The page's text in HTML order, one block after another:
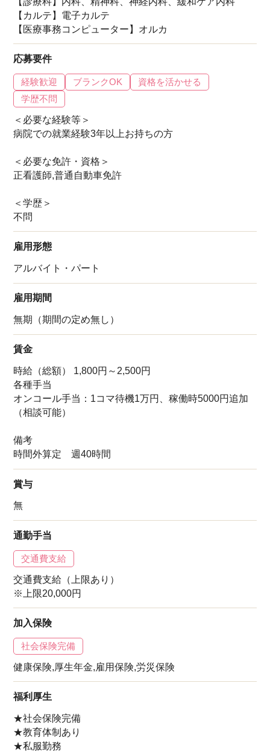
【カルテ】電子カルテ
【医療事務コンピューター】オルカ
応募要件
経験歓迎 ブランクOK
資格を活かせる
学歴不問
＜必要な経験等＞
病院での就業経験3年以上お持ちの方
＜必要な免許・資格＞
正看護師,普通自動車免許
＜学歴＞
不問
雇用形態
アルバイト・パート
雇用期間
無期（期間の定め無し）
賃金
時給（総額） 1,800円～2,500円
各種手当
オンコール手当：1コマ待機1万円、稼働時5000円追加
（相談可能）
備考
時間外算定 週40時間
賞与
無
通勤手当
交通費支給
交通費支給（上限あり）
※上限20,000円
加入保険
社会保険完備
健康保険,厚生年金,雇用保険,労災保険
福利厚生
★社会保険完備
★教育体制あり
★私服勤務